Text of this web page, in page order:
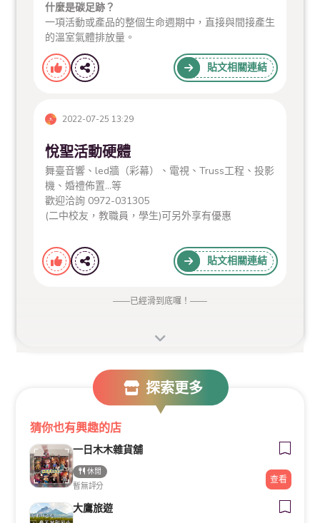
什麼是碳足跡？
一項活動或產品的整個生命週期中，直接與間接產生
的溫室氣體排放量。
貼文相關連結
2022-07-25 13:29
悅聖活動硬體
舞臺音響、led牆（彩幕）、電視、Truss工程、投影
機、婚禮佈置...等
歡迎洽詢 0972-031305
(二中校友，教職員，學生)可另外享有優惠
貼文相關連結
——已經滑到底囉！ ——
探索更多
猜你也有興趣的店
一日木木雜貨舖
休閒
暫無評分
查看
大鷹旅遊